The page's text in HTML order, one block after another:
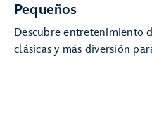
Pequeños
Descubre entretenimiento
clásicas y más diversión